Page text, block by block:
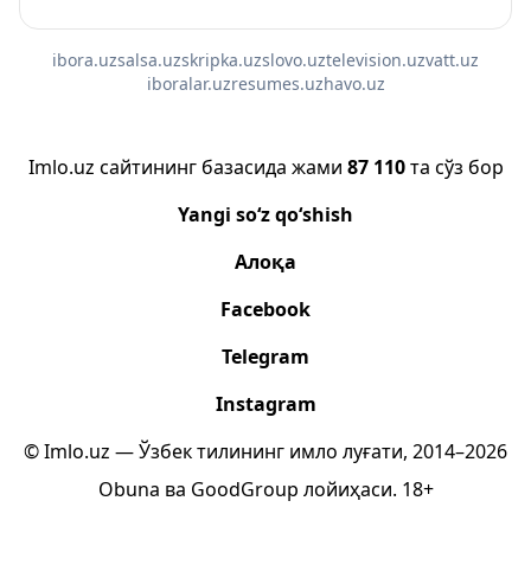
ibora.uzsalsa.uzskripka.uzslovo.uztelevision.uzvatt.uz
iboralar.uzresumes.uzhavo.uz
Imlo.uz сайтининг базасида жами 87 110та сўз бор
Yangi so‘z qo‘shish
Алоқа
Facebook
Telegram
Instagram
© Imlo.uz — Ўзбек тилининг имло луғати, 2014–2026
Obuna ва GoodGroup лойиҳаси. 18+